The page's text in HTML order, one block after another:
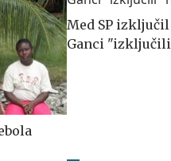
Med SP
Ganci